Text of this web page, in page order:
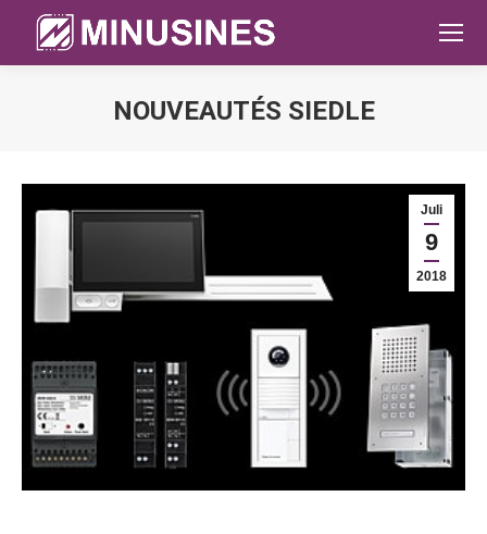
NOUVEAUTÉS SIEDLE
Juli
9
2018